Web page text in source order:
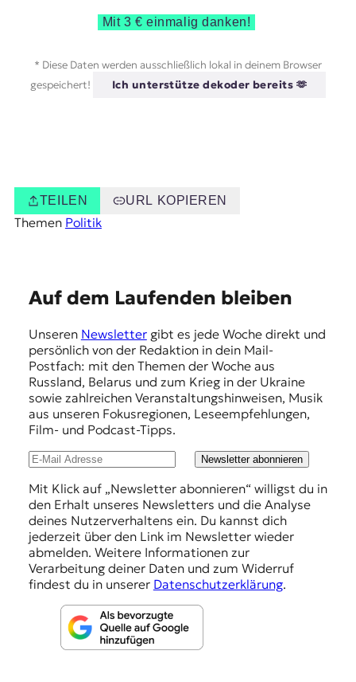
Mit 3 € einmalig danken!
* Diese Daten werden ausschließlich lokal in deinem Browser
gespeichert!
Ich unterstütze dekoder bereits 🫶
TEILEN URL KOPIEREN
Themen Politik
Auf dem Laufenden bleiben
Unseren Newslettergibt es jede Woche direkt und
persönlich von der Redaktion in dein Mail-
Postfach: mit den Themen der Woche aus
Russland, Belarus und zum Krieg in der Ukraine
sowie zahlreichen Veranstaltungshinweisen, Musik
aus unseren Fokusregionen, Leseempfehlungen,
Film- und Podcast-Tipps.
Newsletter abonnieren
Mit Klick auf „Newsletter abonnieren“ willigst du in
den Erhalt unseres Newsletters und die Analyse
deines Nutzerverhaltens ein. Du kannst dich
jederzeit über den Link im Newsletter wieder
abmelden. Weitere Informationen zur
Verarbeitung deiner Daten und zum Widerruf
findest du in unserer Datenschutzerklärung.